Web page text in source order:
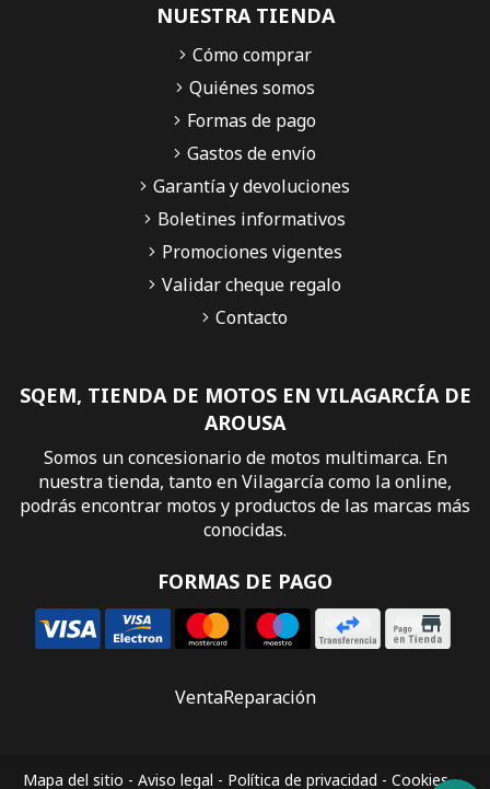
SQEM, TIENDA DE MOTOS EN VILAGARCÍA DE
AROUSA
Somos un concesionario de motos multimarca. En
nuestra tienda, tanto en Vilagarcía como la online,
podrás encontrar motos y productos de las marcas más
conocidas.
FORMAS DE PAGO
NUESTRA TIENDA
Cómo comprar
Quiénes somos
Formas de pago
Gastos de envío
Garantía y devoluciones
Boletines informativos
Promociones vigentes
Validar cheque regalo
Contacto
VentaReparación
Mapa del sitio - Aviso legal - Política de privacidad - Cookies-